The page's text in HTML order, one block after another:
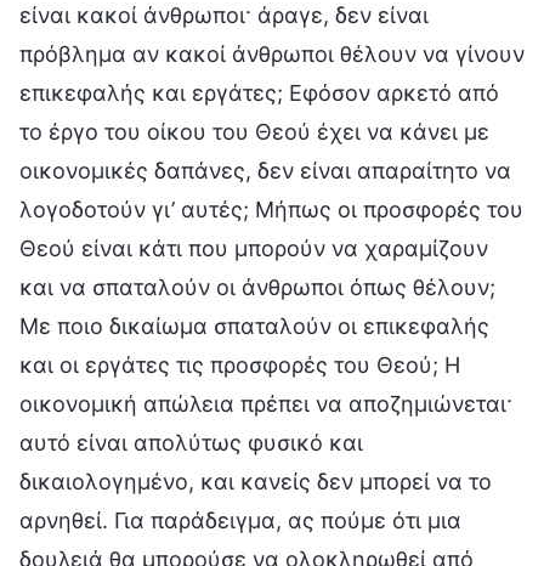
είναι κακοί άνθρωποι· άραγε, δεν είναι
πρόβλημα αν κακοί άνθρωποι θέλουν να γίνουν
επικεφαλής και εργάτες; Εφόσον αρκετό από
το έργο του οίκου του Θεού έχει να κάνει με
οικονομικές δαπάνες, δεν είναι απαραίτητο να
λογοδοτούν γι’ αυτές; Μήπως οι προσφορές του
Θεού είναι κάτι που μπορούν να χαραμίζουν
και να σπαταλούν οι άνθρωποι όπως θέλουν;
Με ποιο δικαίωμα σπαταλούν οι επικεφαλής
και οι εργάτες τις προσφορές του Θεού; Η
οικονομική απώλεια πρέπει να αποζημιώνεται·
αυτό είναι απολύτως φυσικό και
δικαιολογημένο, και κανείς δεν μπορεί να το
αρνηθεί. Για παράδειγμα, ας πούμε ότι μια
δουλειά θα μπορούσε να ολοκληρωθεί από